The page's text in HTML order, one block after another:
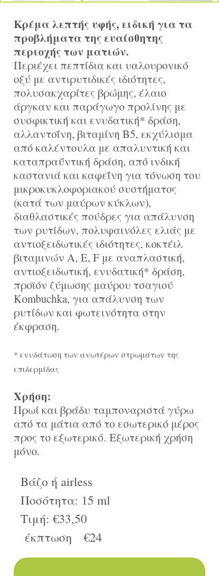
Kρέμα λεπτής υφής, ειδική για τα
προβλήματα της ευαίσθητης
περιοχής των ματιών.
Περιέχει πεπτίδια και υαλουρονικό
οξύ με αντιρυτιδικές ιδιότητες,
πολυσακχαρίτες βρώμης, έλαιο
άργκαν και παράγωγο προλίνης με
συσφικτική και ενυδατική* δράση,
αλλαντοΐνη, βιταμίνη Β5, εκχύλισμα
από καλέντουλα με απαλυντική και
καταπραΰντική δράση, από ινδική
καστανιάκαι καφεΐνη για τόνωση του
μικροκυκλοφοριακού συστήματος
(κατά των μαύρων κύκλων),
διαθλαστικές πούδρες για απάλυνση
των ρυτίδων, πολυφαινόλες ελιάς με
αντιοξειδωτικές ιδιότητες, κοκτέιλ
βιταμινών A, E, F με αναπλαστική,
αντιοξειδωτική, ενυδατική* δράση,
προϊόν ζύμωσης μαύρου τσαγιού
Kombuchka, για απάλυνση των
ρυτίδων και φωτεινότητα στην
έκφραση.
* ενυδάτωση των ανωτέρων στρωμάτων της
επιδερμίδας
Χρήση:
Πρωί και βράδυ ταμποναριστά γύρω
από τα μάτια από το εσωτερικό μέρος
προς το εξωτερικό. Εξωτερική χρήση
μόνο.
Βάζο ή airless
Ποσότητα: 15 ml
Τιμή: €33,50
έκπτωση €24